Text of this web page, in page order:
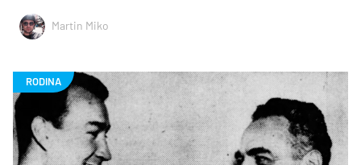
Martin Miko